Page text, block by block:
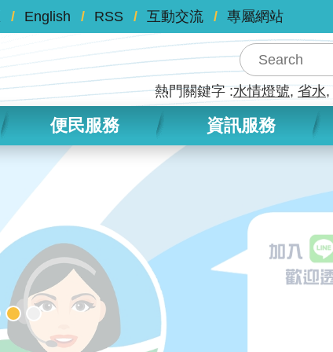
English RSS 互動交流 專屬網站
熱門關鍵字 水情燈號 省水
便民服務 資訊服務